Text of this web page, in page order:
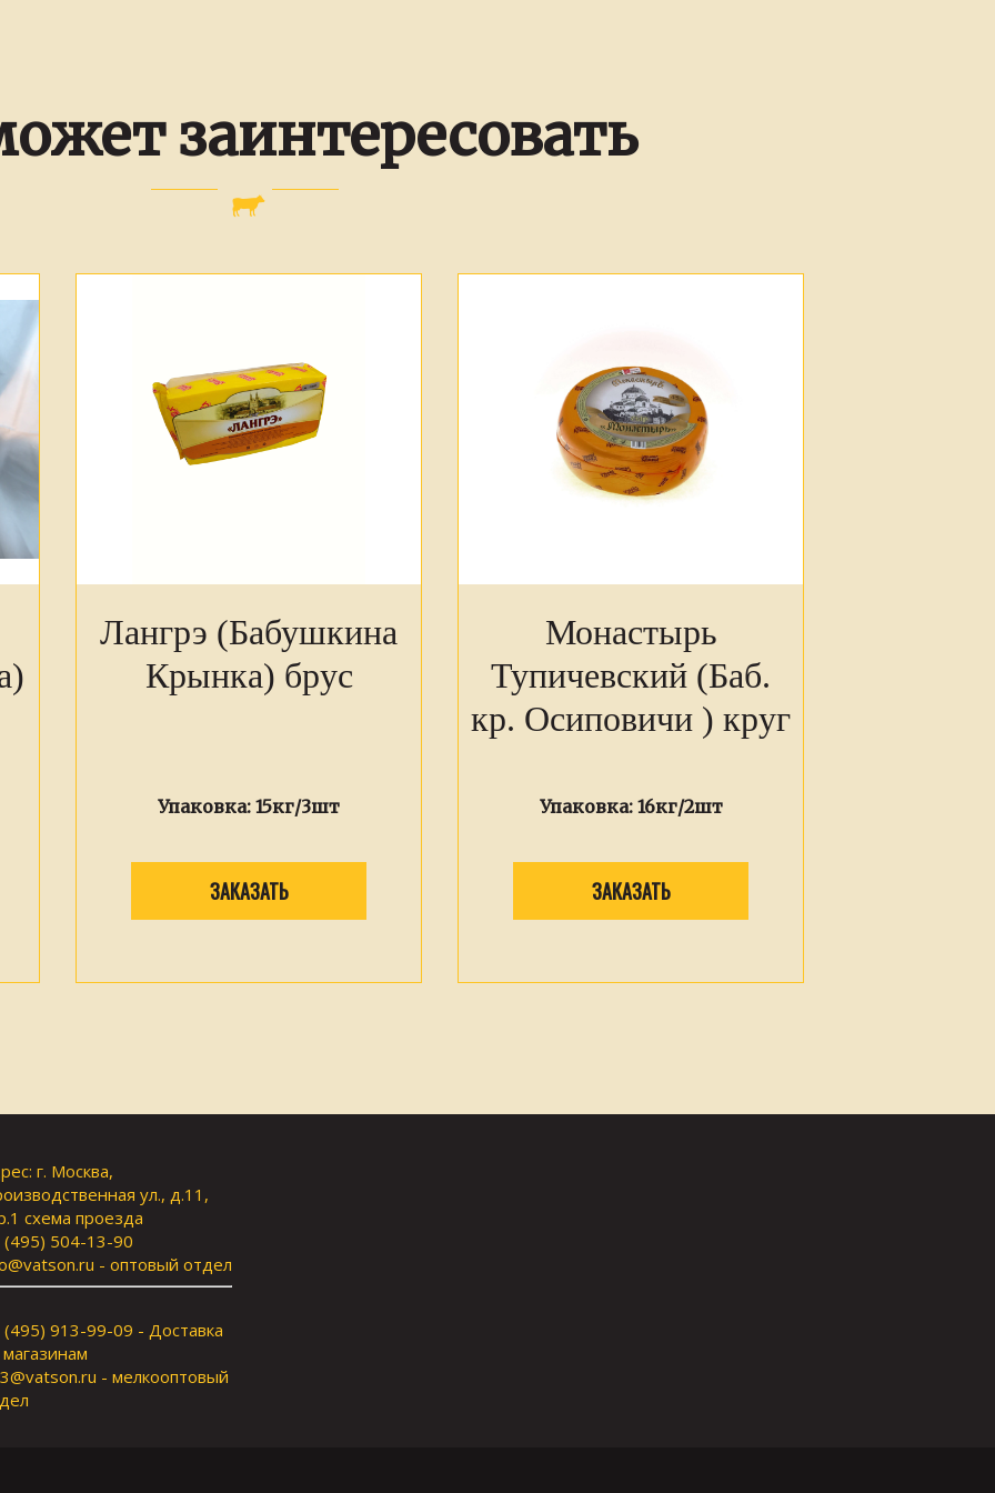
заинтересовать
Лангрэ (Бабушкина
Крынка) брус
Упаковка: 15кг/3шт
ЗАКАЗАТЬ
Монастырь
Тупичевский (Баб.
кр. Осиповичи ) круг
Упаковка: 16кг/2шт
ЗАКАЗАТЬ
г. Москва,
ул., д.11,
схема проезда
(495) 504-13-90
- оптовый отдел
(495) 913-99-09 - Доставка
- мелкооптовый